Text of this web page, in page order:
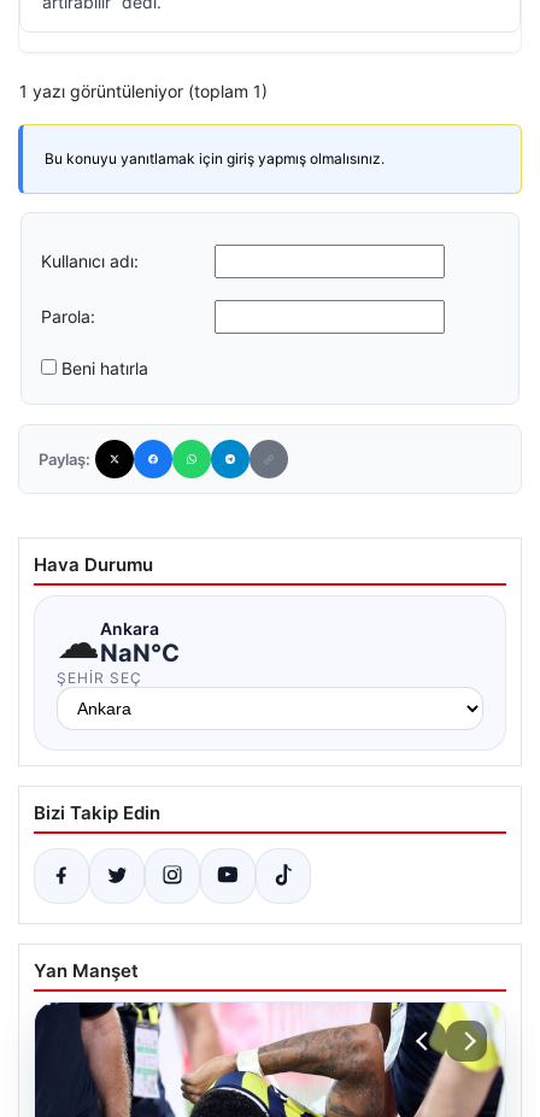
1 yazı görüntüleniyor (toplam 1)
Bu konuyu yanıtlamak için giriş yapmış olmalısınız.
Kullanıcı adı:
Parola:
Beni hatırla
Paylaş:
Hava Durumu
☁Ankara
NaN°C
ŞEHIR SEÇ
Bizi Takip Edin
Yan Manşet